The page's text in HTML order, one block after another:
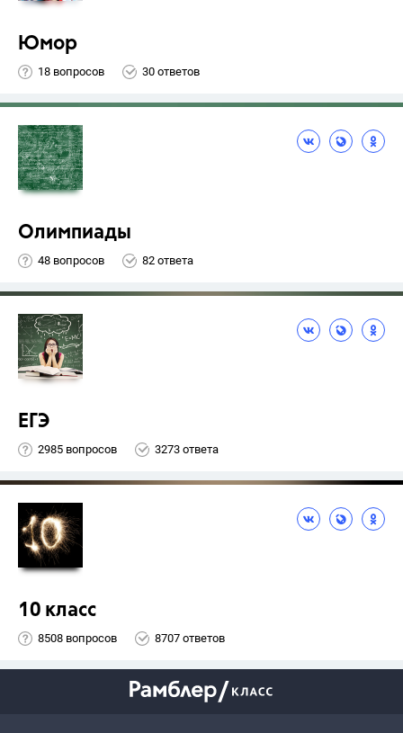
Юмор
18 вопросов 30 ответов
Олимпиады
48 вопросов 82 ответа
ЕГЭ
2985 вопросов 3273 ответа
10 класс
8508 вопросов 8707 ответов